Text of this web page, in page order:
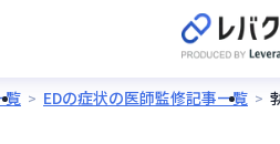
覧 EDの症状の医師監修記事一覧